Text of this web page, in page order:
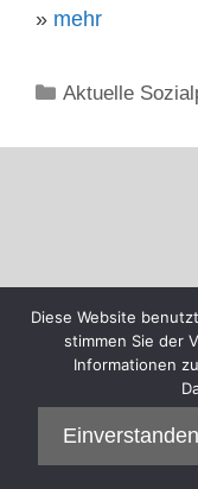
» mehr
Kategorien
Aktuelle
Diese Website
stimmen Sie der
Informationen
Einverstanden